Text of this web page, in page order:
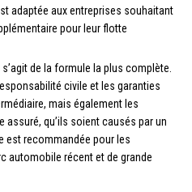
adaptée aux entreprises souhaitant
pour leur flotte
s’agit de la formule la plus complète.
civile et les garanties
mais également les
qu’ils soient causés par un
est recommandée pour les
automobile récent et de grande